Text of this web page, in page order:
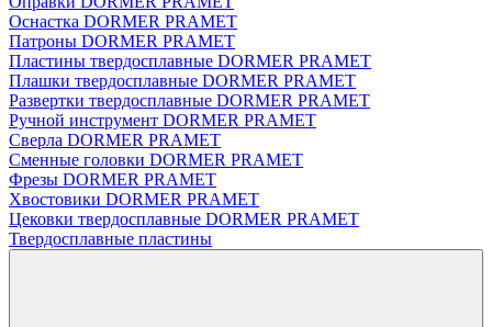
Оснастка DORMER PRAMET
Патроны DORMER PRAMET
Пластины твердосплавные DORMER PRAMET
Плашки твердосплавные DORMER PRAMET
Развертки твердосплавные DORMER PRAMET
Ручной инструмент DORMER PRAMET
Сверла DORMER PRAMET
Сменные головки DORMER PRAMET
Фрезы DORMER PRAMET
Хвостовики DORMER PRAMET
Цековки твердосплавные DORMER PRAMET
Твердосплавные пластины